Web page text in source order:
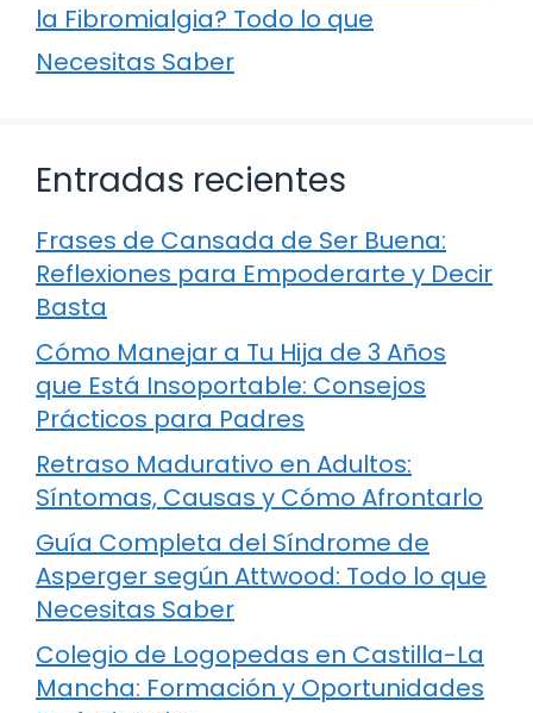
la Fibromialgia? Todo lo que
Necesitas Saber
Entradas recientes
Frases de Cansada de Ser Buena:
Reflexiones para Empoderarte y Decir
Basta
Cómo Manejar a Tu Hija de 3 Años
que Está Insoportable: Consejos
Prácticos para Padres
Retraso Madurativo en Adultos:
Síntomas, Causas y Cómo Afrontarlo
Guía Completa del Síndrome de
Asperger según Attwood: Todo lo que
Necesitas Saber
Colegio de Logopedas en Castilla-La
Mancha: Formación y Oportunidades